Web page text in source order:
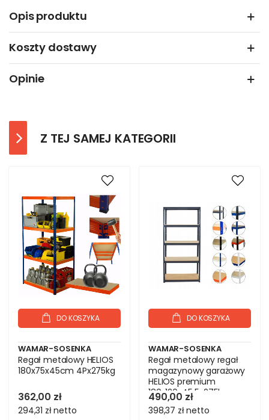
Opis produktu
Koszty dostawy
Opinie
Z TEJ SAMEJ KATEGORII
DO KOSZYKA
WAMAR-SOSENKA
Regał metalowy HELIOS
180x75x45cm 4Px275kg
362,00 zł
294,31 złnetto
DO KOSZYKA
WAMAR-SOSENKA
Regał metalowy regał
magazynowy garażowy
HELIOS premium
180x120x45 5x275kg
490,00 zł
398,37 złnetto